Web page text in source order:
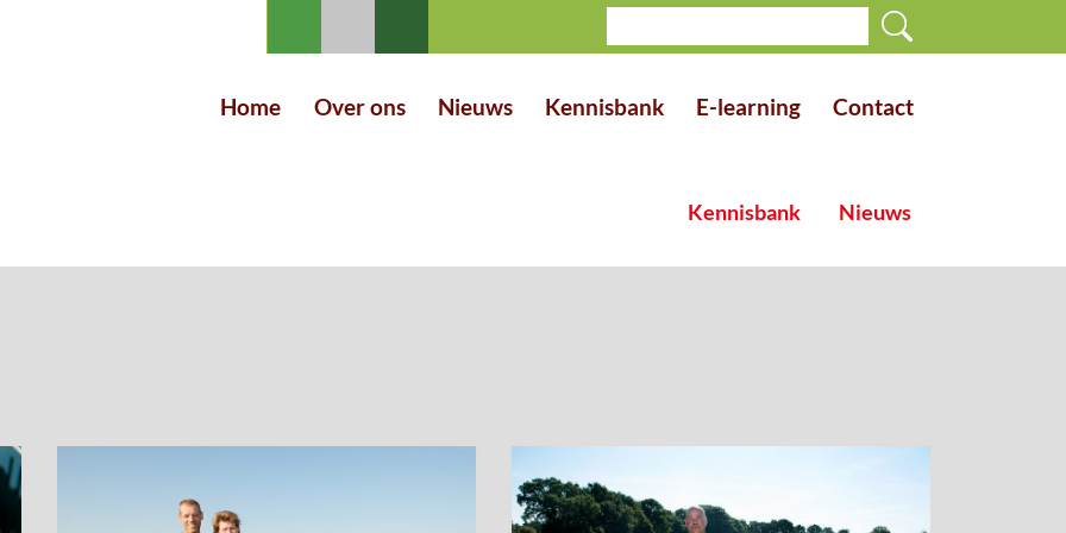
Home Over ons Nieuws Kennisbank E-learning Contact
Kennisbank Nieuws